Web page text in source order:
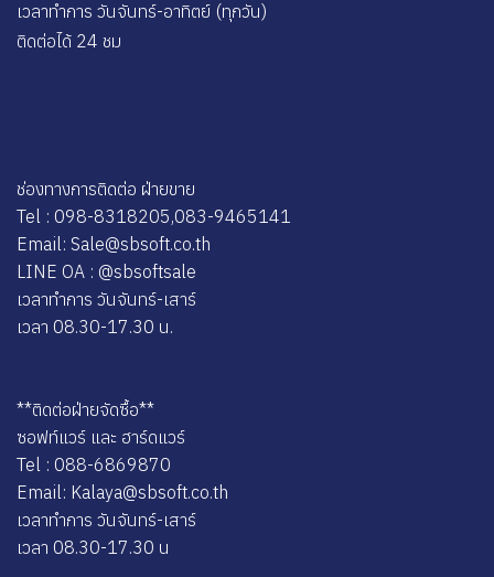
เวลาทำการ วันจันทร์-อาทิตย์ (ทุกวัน)
ติดต่อได้ 24 ชม
ช่องทางการติดต่อ ฝ่ายขาย
Tel : 098-8318205,083-9465141
Email: Sale@sbsoft.co.th
LINE OA : @sbsoftsale
เวลาทำการ วันจันทร์-เสาร์
เวลา 08.30-17.30 น.
**ติดต่อฝ่ายจัดซื้อ**
ซอฟท์แวร์ และ ฮาร์ดแวร์
Tel : 088-6869870
Email: Kalaya@sbsoft.co.th
เวลาทำการ วันจันทร์-เสาร์
เวลา 08.30-17.30 น